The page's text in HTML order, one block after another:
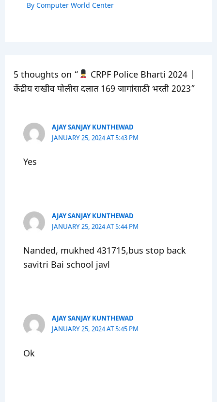
By Computer World Center
5 thoughts on “
CRPF Police Bharti 2024 |
केंद्रीय राखीव पोलीस दलात 169 जागांसाठी भरती 2023”
AJAY SANJAY KUNTHEWAD
JANUARY 25, 2024 AT 5:43 PM
Yes
AJAY SANJAY KUNTHEWAD
JANUARY 25, 2024 AT 5:44 PM
Nanded, mukhed 431715,bus stop back
savitri Bai school javl
AJAY SANJAY KUNTHEWAD
JANUARY 25, 2024 AT 5:45 PM
Ok